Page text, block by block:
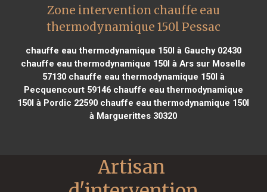
Zone intervention chauffe eau
thermodynamique 150l Pessac
chauffe eau thermodynamique 150l à Gauchy 02430
chauffe eau thermodynamique 150l à Ars sur Moselle
57130chauffe eau thermodynamique 150l à
Pecquencourt 59146chauffe eau thermodynamique
150l à Pordic 22590 chauffe eau thermodynamique 150l
à Marguerittes 30320
Artisan